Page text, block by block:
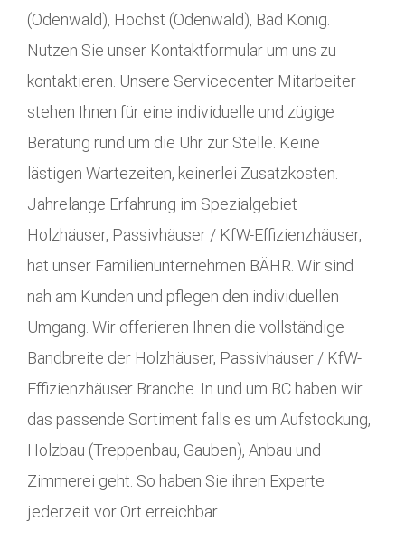
(Odenwald), Höchst (Odenwald), Bad König.
Nutzen Sie unser Kontaktformular um uns zu
kontaktieren. Unsere Servicecenter Mitarbeiter
stehen Ihnen für eine individuelle und zügige
Beratung rund um die Uhr zur Stelle. Keine
lästigen Wartezeiten, keinerlei Zusatzkosten.
Jahrelange Erfahrung im Spezialgebiet
Holzhäuser, Passivhäuser / KfW-Effizienzhäuser,
hat unser Familienunternehmen BÄHR. Wir sind
nah am Kunden und pflegen den individuellen
Umgang. Wir offerieren Ihnen die vollständige
Bandbreite der Holzhäuser, Passivhäuser / KfW-
Effizienzhäuser Branche. In und um BC haben wir
das passende Sortiment falls es um Aufstockung,
Holzbau (Treppenbau, Gauben), Anbau und
Zimmerei geht. So haben Sie ihren Experte
jederzeit vor Ort erreichbar.